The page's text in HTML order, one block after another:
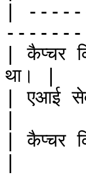
|
| कैप्चर
था। |
| एआई
| कैप्चर